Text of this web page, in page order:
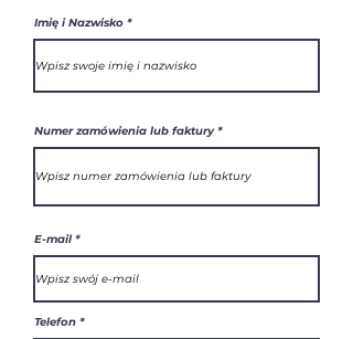
Imię i Nazwisko
Numer zamówienia lub faktury
E-mail
Telefon